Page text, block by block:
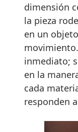
dimensión
la pieza
en un
inmediato;
en la
cada
responden